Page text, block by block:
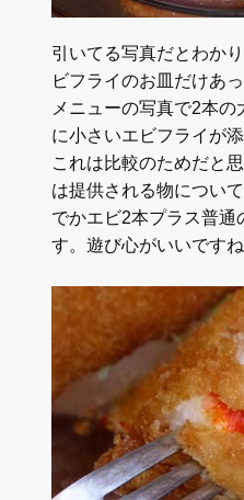
引いてる写真だとわか
ビフライのお皿だけあ
メニューの写真で2本
に小さいエビフライが
これは比較のためだと
は提供される物について
でかエビ2本プラス普通
す。遊び心がいいですね